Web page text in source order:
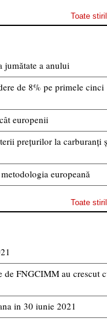
Toate
jumătate a anului
de 8% pe primele cinci
europenii
prețurilor la carburanți
europeană
Toate
de FNGCIMM au crescut
in 30 iunie 2021